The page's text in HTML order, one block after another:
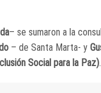
– se sumaron a la
– de Santa Marta- y
Social para la Paz).